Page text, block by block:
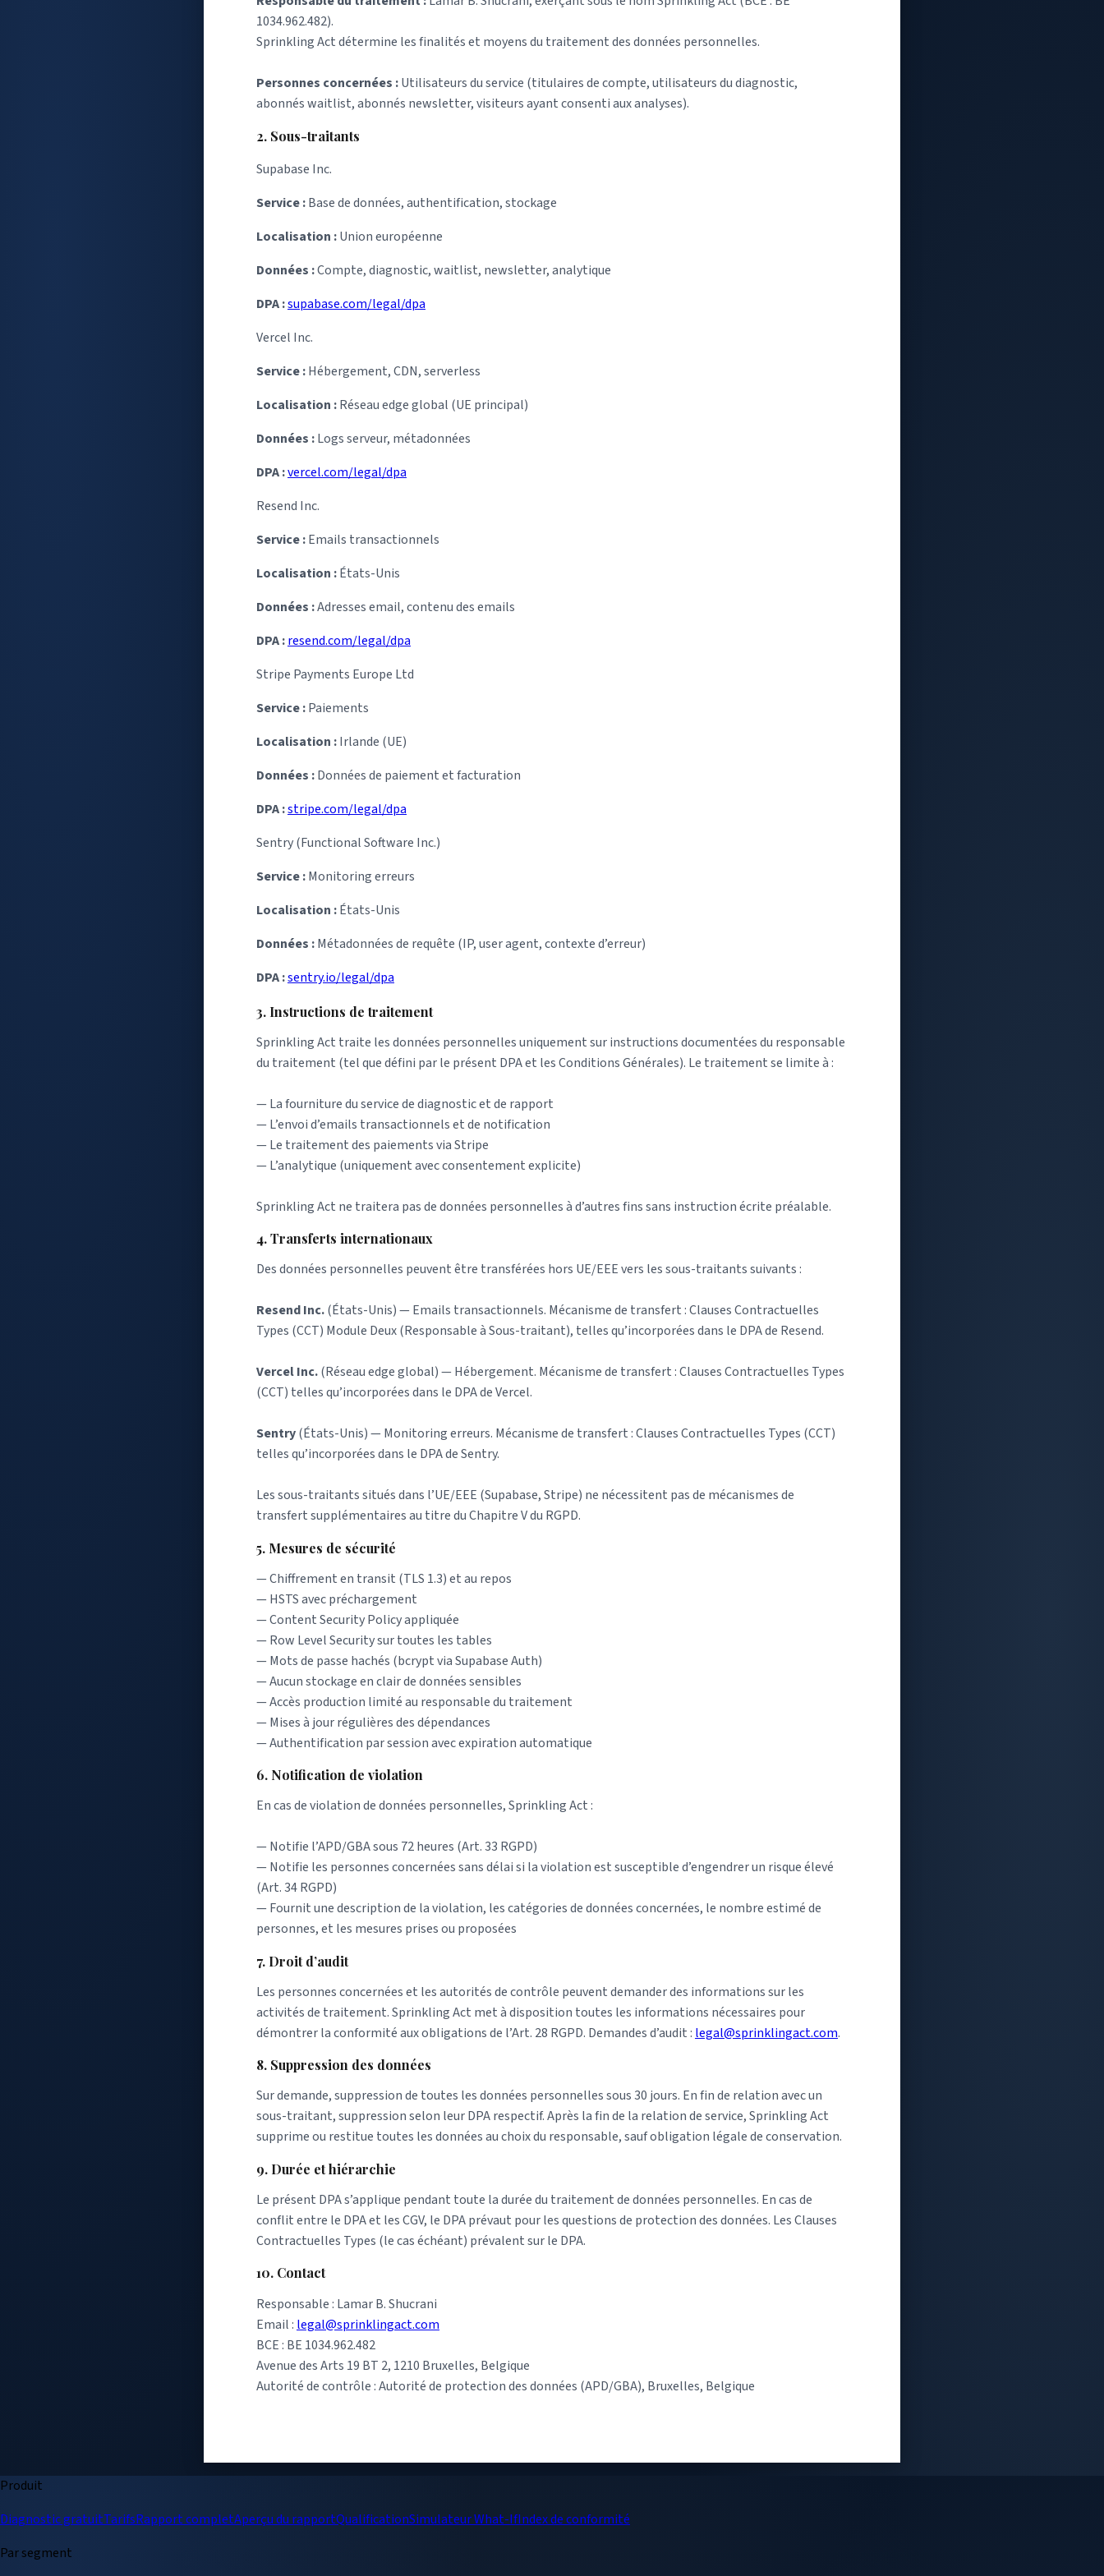
1034.962.482).
Sprinkling Act détermine les finalités et moyens du traitement des données personnelles.
Personnes concernées :Utilisateurs du service (titulaires de compte, utilisateurs du diagnostic,
abonnés waitlist, abonnés newsletter, visiteurs ayant consenti aux analyses).
2. Sous-traitants
Supabase Inc.
Service :Base de données, authentification, stockage
Localisation :Union européenne
Données :Compte, diagnostic, waitlist, newsletter, analytique
DPA :supabase.com/legal/dpa
Vercel Inc.
Service :Hébergement, CDN, serverless
Localisation :Réseau edge global (UE principal)
Données :Logs serveur, métadonnées
DPA :vercel.com/legal/dpa
Resend Inc.
Service :Emails transactionnels
Localisation :États-Unis
Données :Adresses email, contenu des emails
DPA :resend.com/legal/dpa
Stripe Payments Europe Ltd
Service :Paiements
Localisation :Irlande (UE)
Données :Données de paiement et facturation
DPA :stripe.com/legal/dpa
Sentry (Functional Software Inc.)
Service :Monitoring erreurs
Localisation :États-Unis
Données :Métadonnées de requête (IP, user agent, contexte d’erreur)
DPA :sentry.io/legal/dpa
3. Instructions de traitement
Sprinkling Act traite les données personnelles uniquement sur instructions documentées du responsable
du traitement (tel que défini par le présent DPA et les Conditions Générales). Le traitement se limite à :
— La fourniture du service de diagnostic et de rapport
— L’envoi d’emails transactionnels et de notification
— Le traitement des paiements via Stripe
— L’analytique (uniquement avec consentement explicite)
Sprinkling Act ne traitera pas de données personnelles à d’autres fins sans instruction écrite préalable.
4. Transferts internationaux
Des données personnelles peuvent être transférées hors UE/EEE vers les sous-traitants suivants :
Resend Inc.(États-Unis) — Emails transactionnels. Mécanisme de transfert : Clauses Contractuelles
Types (CCT) Module Deux (Responsable à Sous-traitant), telles qu’incorporées dans le DPA de Resend.
Vercel Inc.(Réseau edge global) — Hébergement. Mécanisme de transfert : Clauses Contractuelles Types
(CCT) telles qu’incorporées dans le DPA de Vercel.
Sentry(États-Unis) — Monitoring erreurs. Mécanisme de transfert : Clauses Contractuelles Types (CCT)
telles qu’incorporées dans le DPA de Sentry.
Les sous-traitants situés dans l’UE/EEE (Supabase, Stripe) ne nécessitent pas de mécanismes de
transfert supplémentaires au titre du Chapitre V du RGPD.
5. Mesures de sécurité
— Chiffrement en transit (TLS 1.3) et au repos
— HSTS avec préchargement
— Content Security Policy appliquée
— Row Level Security sur toutes les tables
— Mots de passe hachés (bcrypt via Supabase Auth)
— Aucun stockage en clair de données sensibles
— Accès production limité au responsable du traitement
— Mises à jour régulières des dépendances
— Authentification par session avec expiration automatique
6. Notification de violation
En cas de violation de données personnelles, Sprinkling Act :
— Notifie l’APD/GBA sous 72 heures (Art. 33 RGPD)
— Notifie les personnes concernées sans délai si la violation est susceptible d’engendrer un risque élevé
(Art. 34 RGPD)
— Fournit une description de la violation, les catégories de données concernées, le nombre estimé de
personnes, et les mesures prises ou proposées
7. Droit d’audit
Les personnes concernées et les autorités de contrôle peuvent demander des informations sur les
activités de traitement. Sprinkling Act met à disposition toutes les informations nécessaires pour
démontrer la conformité aux obligations de l’Art. 28 RGPD. Demandes d’audit : legal@sprinklingact.com.
8. Suppression des données
Sur demande, suppression de toutes les données personnelles sous 30 jours. En fin de relation avec un
sous-traitant, suppression selon leur DPA respectif. Après la fin de la relation de service, Sprinkling Act
supprime ou restitue toutes les données au choix du responsable, sauf obligation légale de conservation.
9. Durée et hiérarchie
Le présent DPA s’applique pendant toute la durée du traitement de données personnelles. En cas de
conflit entre le DPA et les CGV, le DPA prévaut pour les questions de protection des données. Les Clauses
Contractuelles Types (le cas échéant) prévalent sur le DPA.
10. Contact
Responsable : Lamar B. Shucrani
Email : legal@sprinklingact.com
BCE : BE 1034.962.482
Avenue des Arts 19 BT 2, 1210 Bruxelles, Belgique
Autorité de contrôle : Autorité de protection des données (APD/GBA), Bruxelles, Belgique
Produit
Diagnostic gratuitTarifsRapport completAperçu du rapportQualificationSimulateur What-IfIndex de conformité
Par segment